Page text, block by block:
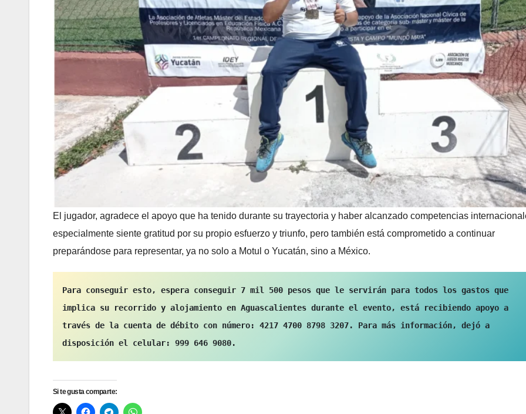
El jugador, agradece el apoyo que ha tenido durante su trayectoria y haber alcanzado competencias
especialmente siente gratitud por su propio esfuerzo y triunfo, pero también está comprometido a continuar
preparándose para representar, ya no solo a Motul o Yucatán, sino a México.
Para conseguir esto, espera conseguir 7 mil 500 pesos que le servirán para todos los gastos que
implica su recorrido y alojamiento en Aguascalientes durante el evento, está recibiendo apoyo a
través de la cuenta de débito con número: 4217 4700 8798 3207. Para más información, dejó a
disposición el celular: 999 646 9080.
Si te gusta comparte: